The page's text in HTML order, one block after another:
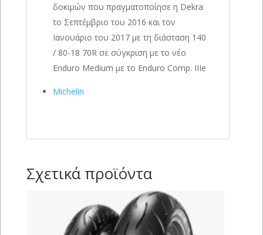
δοκιμών που πραγματοποίησε η Dekra
το Σεπτέμβριο του 2016 και τον
Ιανουάριο του 2017 με τη διάσταση 140
/ 80-18 70R σε σύγκριση με το νέο
Enduro Medium με το Enduro Comp. IIIe
Michelin
Σχετικά προϊόντα